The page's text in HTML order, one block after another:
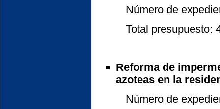
Número de
Total presupuesto:
Reforma de
azoteas en la
Número de